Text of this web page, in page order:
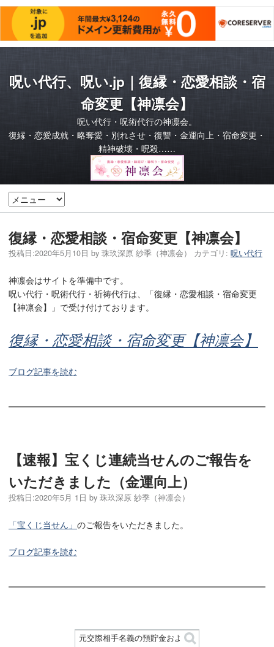
呪い代行、呪い.jp｜復縁・恋愛相談・宿
命変更【神凛会】
呪い代行・呪術代行の神凛会。
復縁・恋愛成就・略奪愛・別れさせ・復讐・金運向上・宿命変更・
精神破壊・呪殺……
復縁・恋愛相談・宿命変更【神凛会】
投稿日:2020年5月10日 by 珠玖深原 紗季（神凛会） カテゴリ: 呪い代行
神凛会はサイトを準備中です。
呪い代行・呪術代行・祈祷代行は、「復縁・恋愛相談・宿命変更
【神凛会】」で受け付けております。
復縁・恋愛相談・宿命変更【神凛会】
ブログ記事を読む
【速報】宝くじ連続当せんのご報告を
いただきました（金運向上）
投稿日:2020年5月 1日 by 珠玖深原 紗季（神凛会）
「宝くじ当せん」 のご報告をいただきました。
ブログ記事を読む